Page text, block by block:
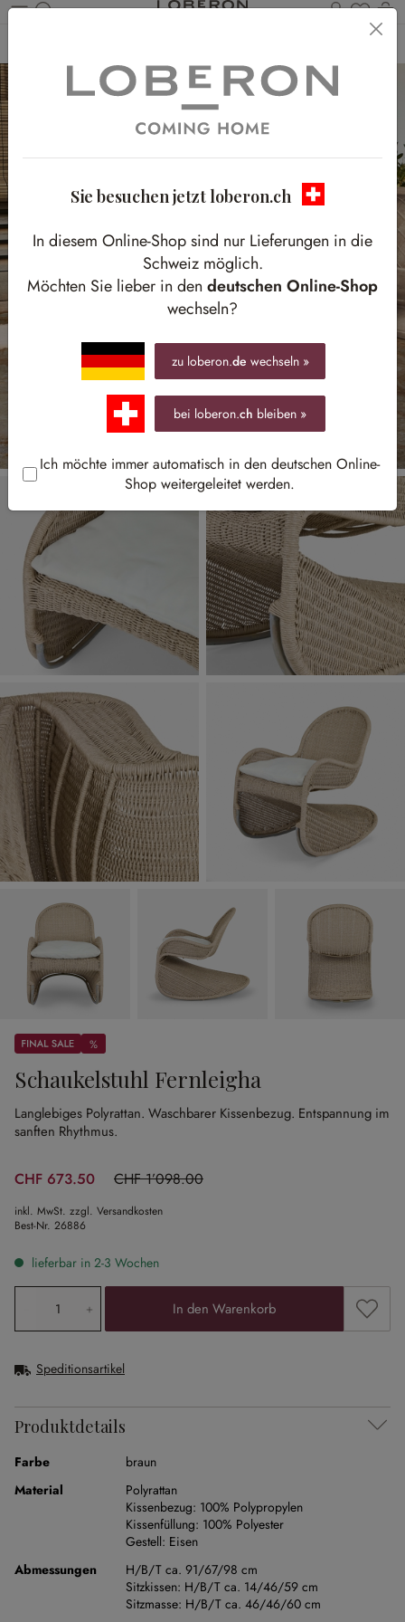
Du
Sale %
%
Schaukelstuhl Fernleigha
Langlebiges Polyrattan. Waschbarer Kissenbezug. Entspannung im
sanften Rhythmus.
CHF 673.50 CHF 1’098.00
(38.66% gespart)
inkl. MwSt. zzgl. Versandkosten
Best-Nr. 26886
lieferbar in 2-3 Wochen
Produkt Anzahl: Gib den gewünschten Wert ein oder
In den Warenkorb Zum
Speditionsartikel
Produktdetails
Farbe
braun
Material
Polyrattan
Kissenbezug: 100% Polypropylen
Kissenfüllung: 100% Polyester
Gestell: Eisen
Abmessungen
H/B/T ca. 91/67/98 cm
Sitzkissen: H/B/T ca. 14/46/59 cm
Sitzmasse: H/B/T ca. 46/46/60 cm
Sie besuchen jetzt loberon.ch
In diesem Online-Shop sind nur Lieferungen in die
Schweiz möglich.
Möchten Sie lieber in den deutschen Online-Shop
wechseln?
zu loberon.de wechseln »
bei loberon.ch bleiben »
Ich möchte immer automatisch in den deutschen Online-
Shop weitergeleitet werden.